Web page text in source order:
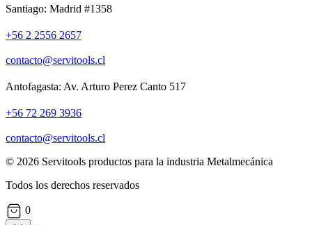
Santiago: Madrid #1358
+56 2 2556 2657
contacto@servitools.cl
Antofagasta: Av. Arturo Perez Canto 517
+56 72 269 3936
contacto@servitools.cl
© 2026 Servitools productos para la industria Metalmecánica
Todos los derechos reservados
0